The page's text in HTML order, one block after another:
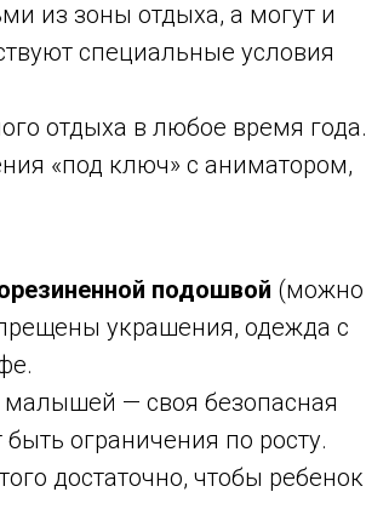
из зоны отдыха, а могут и
специальные условия
отдыха в любое время года.
«под ключ» с аниматором,
подошвой (можно
украшения, одежда с
— своя безопасная
ограничения по росту.
достаточно, чтобы ребенок